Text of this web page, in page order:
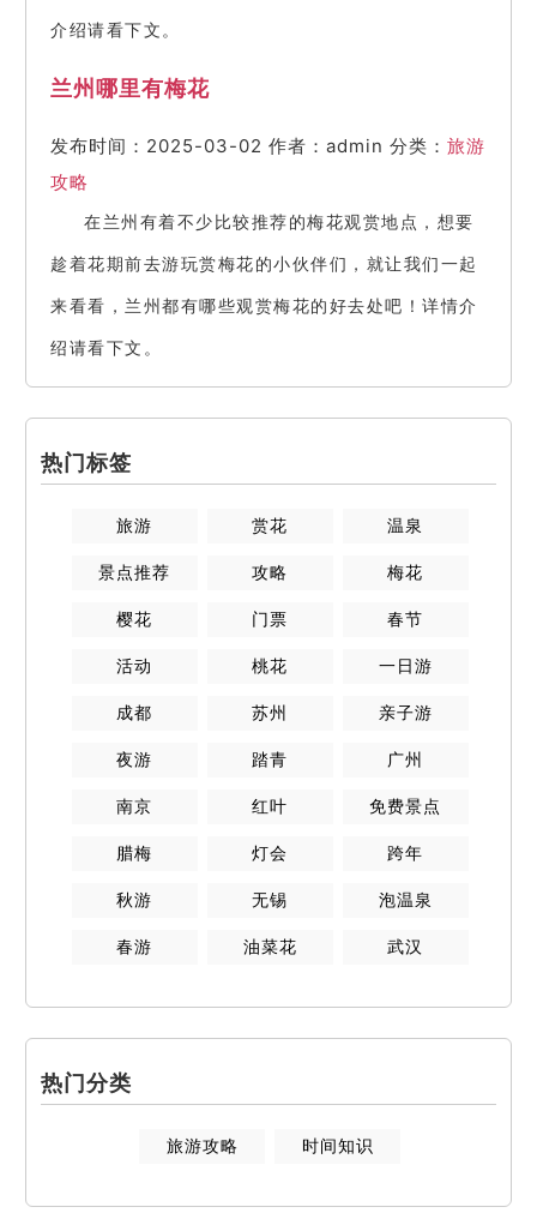
介绍请看下文。
兰州哪里有梅花
发布时间：2025-03-02 作者：admin 分类： 旅游
攻略
在兰州有着不少比较推荐的梅花观赏地点，想要
趁着花期前去游玩赏梅花的小伙伴们，就让我们一起
来看看，兰州都有哪些观赏梅花的好去处吧！详情介
绍请看下文。
热门标签
旅游 赏花 温泉
景点推荐 攻略 梅花
樱花 门票 春节
活动 桃花 一日游
成都 苏州 亲子游
夜游 踏青 广州
南京 红叶 免费景点
腊梅 灯会 跨年
秋游 无锡 泡温泉
春游 油菜花 武汉
热门分类
旅游攻略 时间知识